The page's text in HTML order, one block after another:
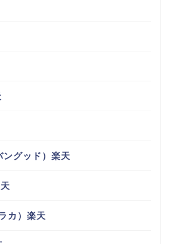
グッド）楽天
カ）楽天